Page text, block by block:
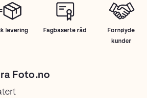
levering Fagbaserte råd
Fornøyde
kunder
Foto.no